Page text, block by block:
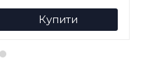
Купити